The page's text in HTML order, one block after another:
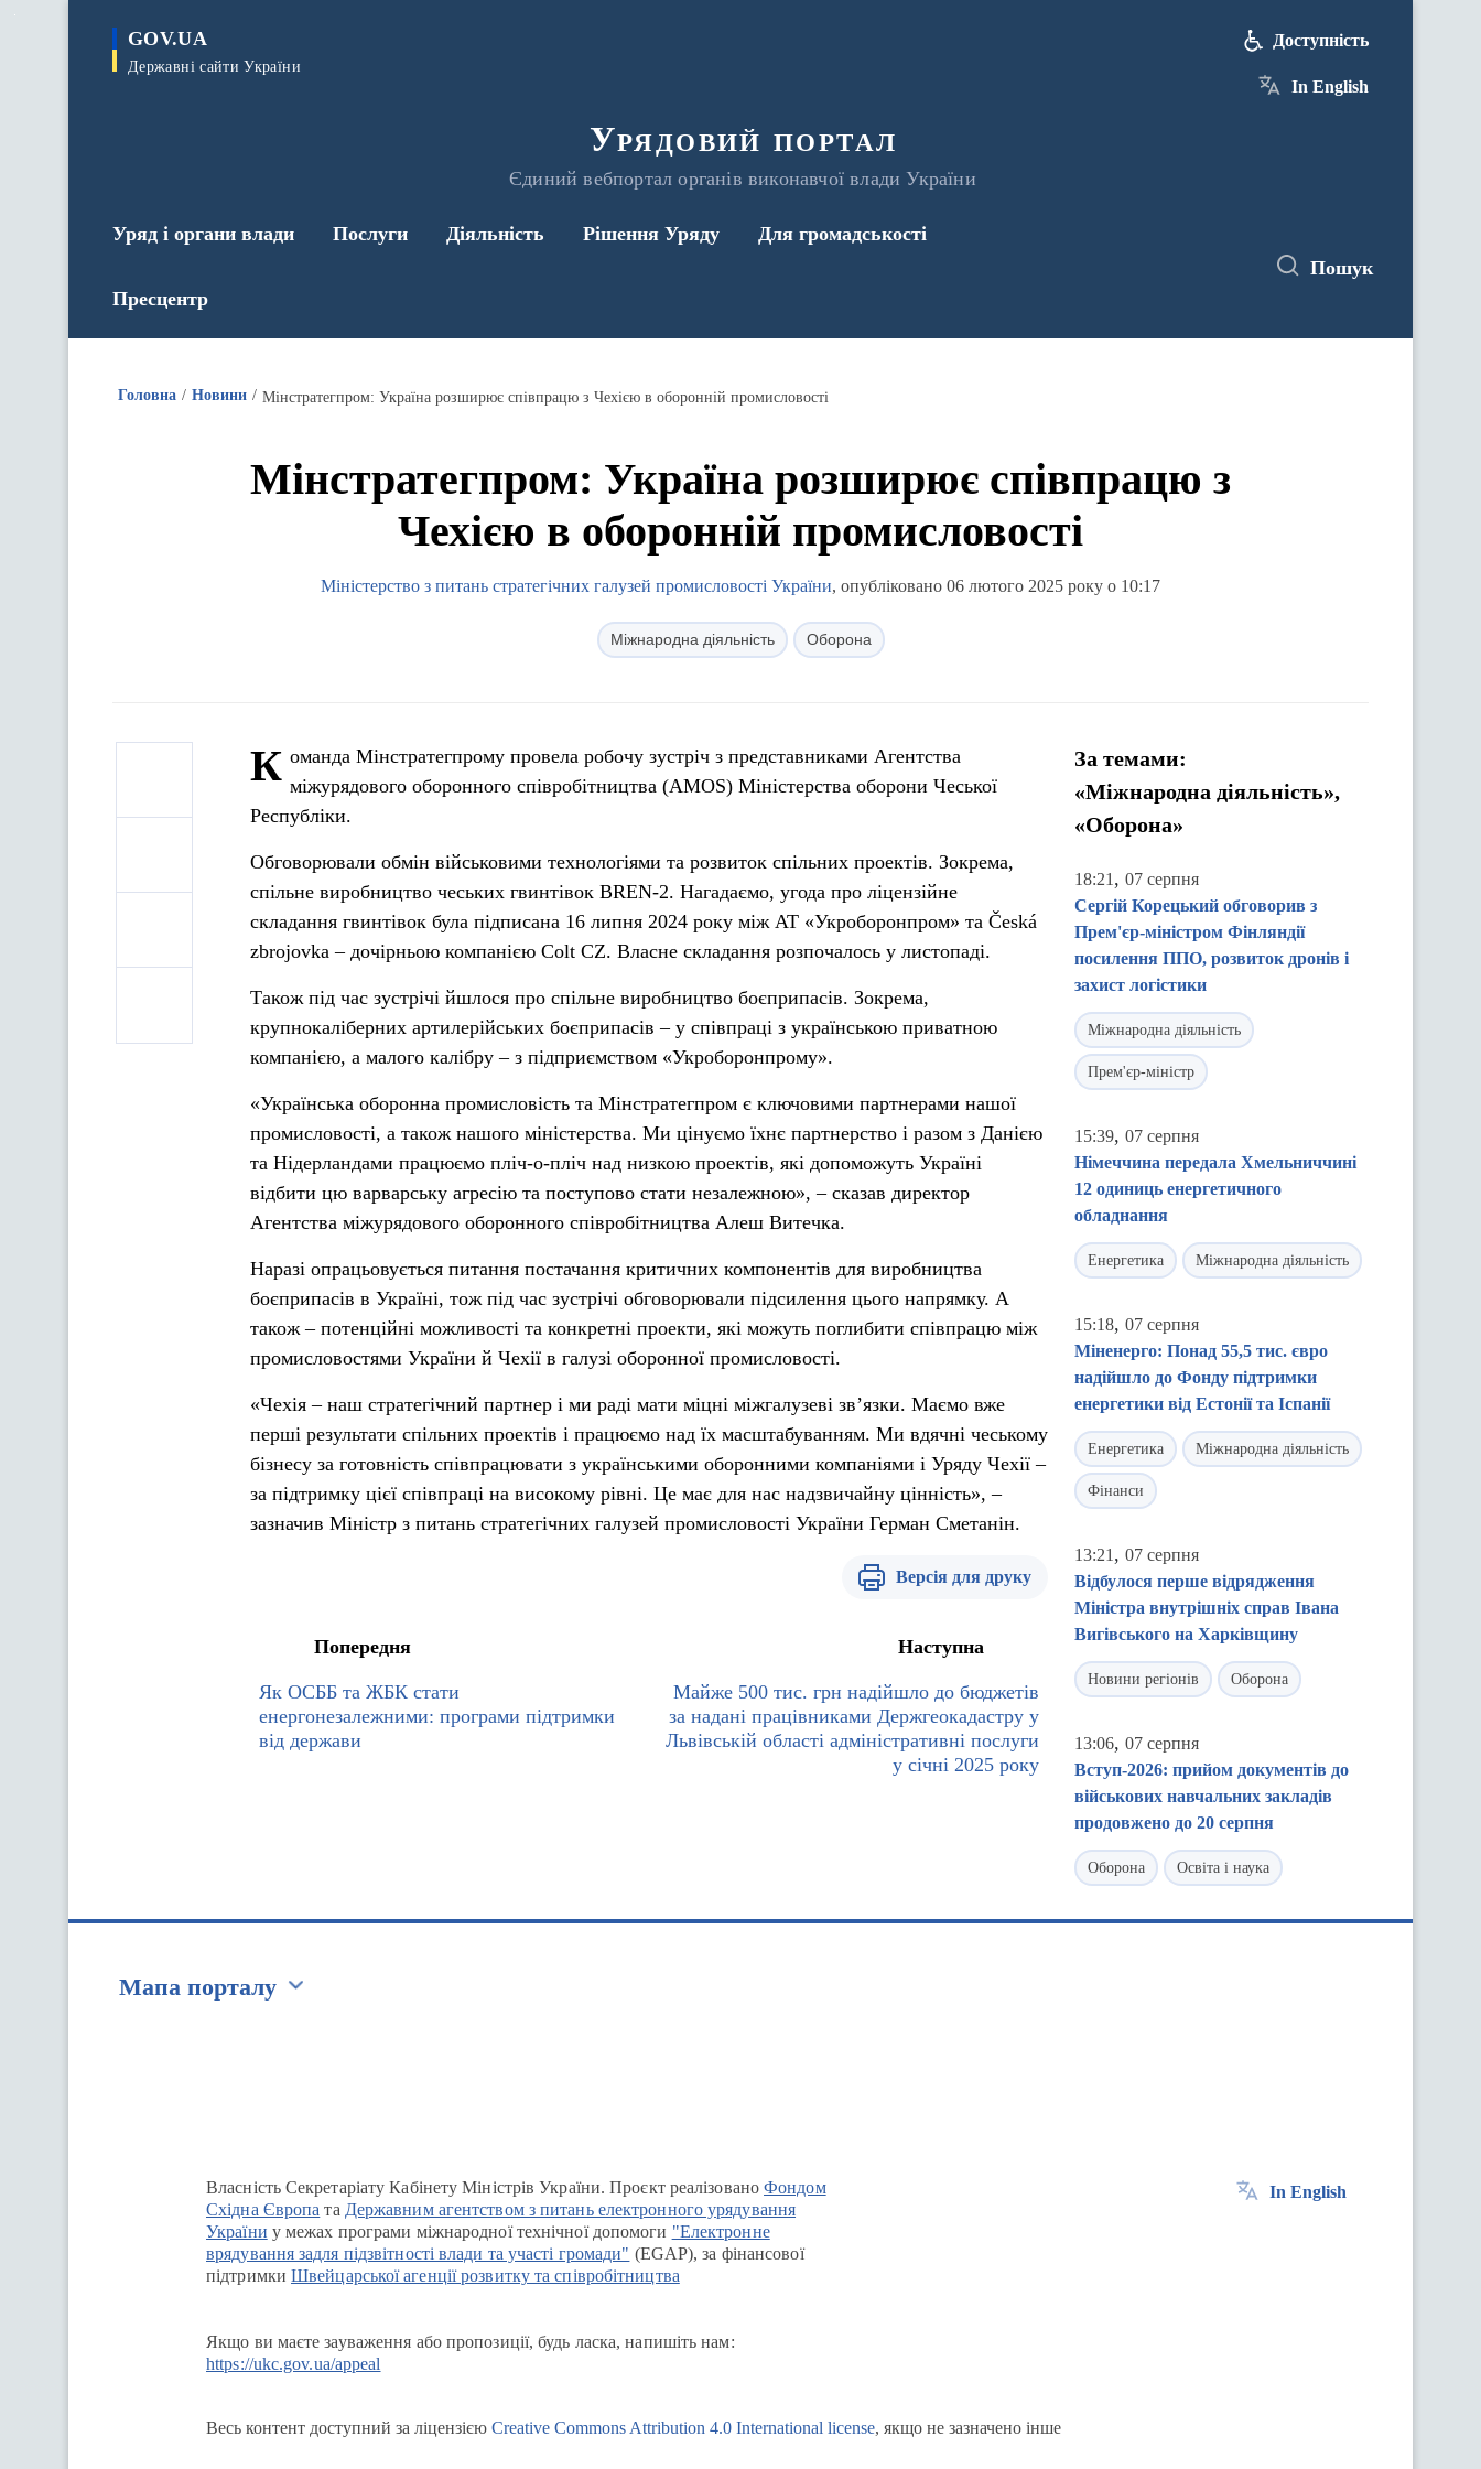
GOV.UA
Державні сайти України
Урядовий портал
Єдиний вебпортал органів виконавчої влади України
Доступність
In English
Уряд і органи влади Послуги Діяльність Рішення Уряду Для громадськості
Пресцентр
Пошук
Головна Новини Мінстратегпром: Україна розширює співпрацю з Чехією в оборонній промисловості
Мінстратегпром: Україна розширює співпрацю з
Чехією в оборонній промисловості
Міністерство з питань стратегічних галузей промисловості України, опубліковано 06 лютого 2025 року о 10:17
Міжнародна діяльність Оборона
К оманда Мінстратегпрому провела робочу зустріч з представниками Агентства
міжурядового оборонного співробітництва (AMOS) Міністерства оборони Чеської
Республіки.
Обговорювали обмін військовими технологіями та розвиток спільних проектів. Зокрема,
спільне виробництво чеських гвинтівок BREN-2. Нагадаємо, угода про ліцензійне
складання гвинтівок була підписана 16 липня 2024 року між АТ «Укроборонпром» та Česká
zbrojovka – дочірньою компанією Colt CZ. Власне складання розпочалось у листопаді.
Також під час зустрічі йшлося про спільне виробництво боєприпасів. Зокрема,
крупнокаліберних артилерійських боєприпасів – у співпраці з українською приватною
компанією, а малого калібру – з підприємством «Укроборонпрому».
«Українська оборонна промисловість та Мінстратегпром є ключовими партнерами нашої
промисловості, а також нашого міністерства. Ми цінуємо їхнє партнерство і разом з Данією
та Нідерландами працюємо пліч-о-пліч над низкою проектів, які допоможуть Україні
відбити цю варварську агресію та поступово стати незалежною», – сказав директор
Агентства міжурядового оборонного співробітництва Алеш Витечка.
Наразі опрацьовується питання постачання критичних компонентів для виробництва
боєприпасів в Україні, тож під час зустрічі обговорювали підсилення цього напрямку. А
також – потенційні можливості та конкретні проекти, які можуть поглибити співпрацю між
промисловостями України й Чехії в галузі оборонної промисловості.
«Чехія – наш стратегічний партнер і ми раді мати міцні міжгалузеві зв’язки. Маємо вже
перші результати спільних проектів і працюємо над їх масштабуванням. Ми вдячні чеському
бізнесу за готовність співпрацювати з українськими оборонними компаніями і Уряду Чехії –
за підтримку цієї співпраці на високому рівні. Це має для нас надзвичайну цінність», –
зазначив Міністр з питань стратегічних галузей промисловості України Герман Сметанін.
Версія для друку
Попередня
Як ОСББ та ЖБК стати
енергонезалежними: програми підтримки
від держави
Наступна
Майже 500 тис. грн надійшло до бюджетів
за надані працівниками Держгеокадастру у
Львівській області адміністративні послуги
у січні 2025 року
За темами:
«Міжнародна діяльність»,
«Оборона»
18:21 , 07 серпня
Сергій Корецький обговорив з
Прем'єр-міністром Фінляндії
посилення ППО, розвиток дронів і
захист логістики
Міжнародна діяльність
Прем'єр-міністр
15:39, 07 серпня
Німеччина передала Хмельниччині
12 одиниць енергетичного
обладнання
Енергетика Міжнародна діяльність
15:18, 07 серпня
Міненерго: Понад 55,5 тис. євро
надійшло до Фонду підтримки
енергетики від Естонії та Іспанії
Енергетика Міжнародна діяльність
Фінанси
13:21 , 07 серпня
Відбулося перше відрядження
Міністра внутрішніх справ Івана
Вигівського на Харківщину
Новини регіонів Оборона
13:06, 07 серпня
Вступ-2026: прийом документів до
військових навчальних закладів
продовжено до 20 серпня
Оборона Освіта і наука
Мапа порталу
Власність Секретаріату Кабінету Міністрів України. Проєкт реалізованоФондом
Східна Європа та Державним агентством з питань електронного урядування
України у межах програми міжнародної технічної допомоги "Електронне
врядування задля підзвітності влади та участі громади" (EGAP), за фінансової
підтримки Швейцарської агенції розвитку та співробітництва
Якщо ви маєте зауваження або пропозиції, будь ласка, напишіть нам:
https://ukc.gov.ua/appeal
In English
Весь контент доступний за ліцензією Creative Commons Attribution 4.0 International license, якщо не зазначено інше